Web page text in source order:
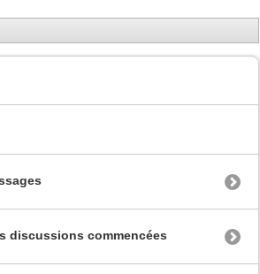
discussions commencées